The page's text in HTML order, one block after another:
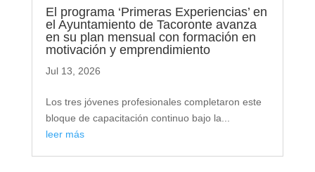
El programa ‘Primeras Experiencias’ en
el Ayuntamiento de Tacoronte avanza
en su plan mensual con formación en
motivación y emprendimiento
Jul 13, 2026
Los tres jóvenes profesionales completaron este
bloque de capacitación continuo bajo la...
leer más